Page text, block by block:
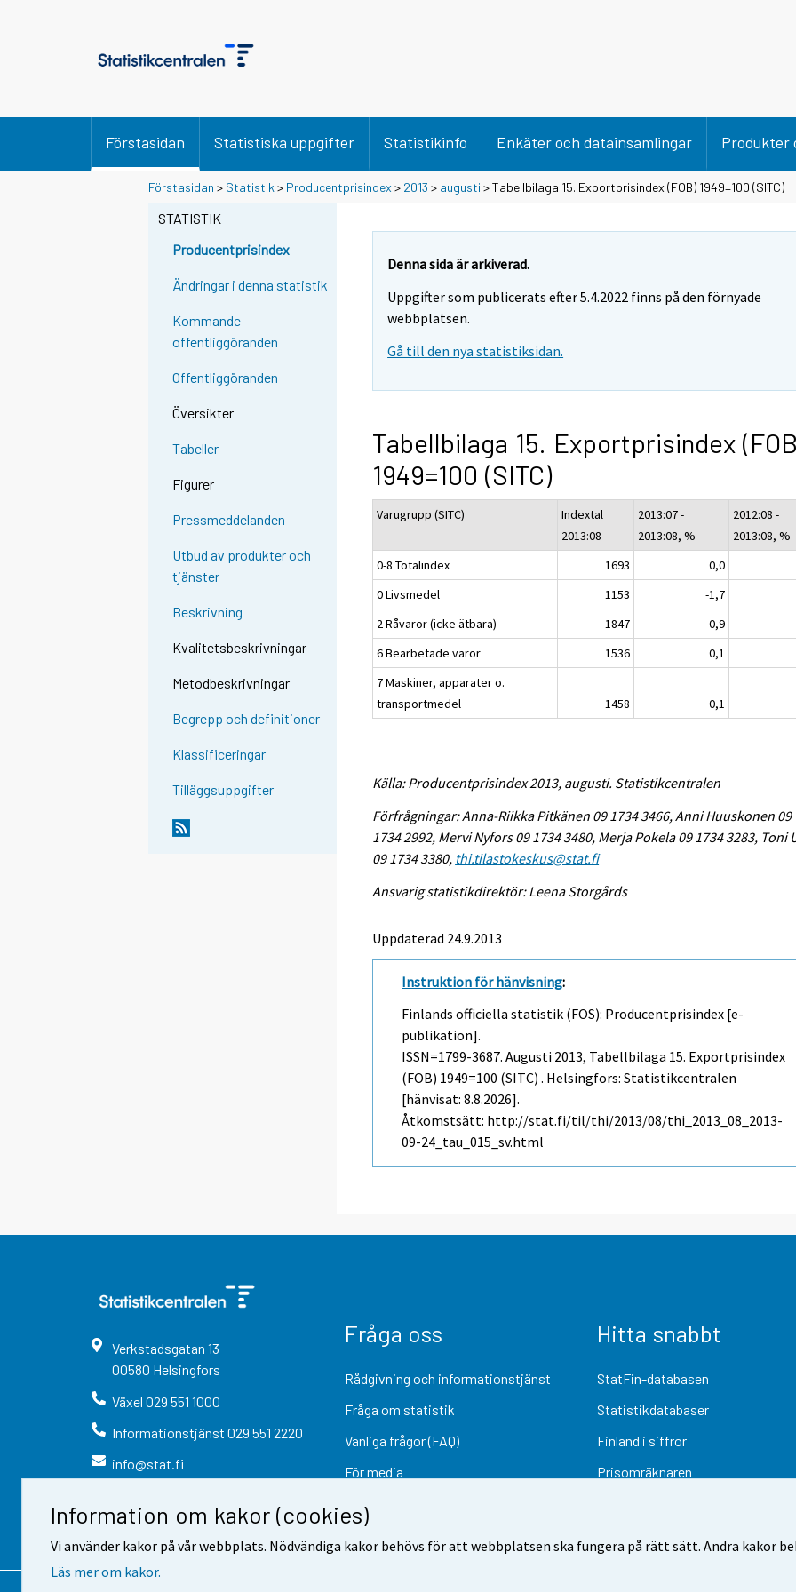
Information om kakor (cookies)
Vi använder kakor på vår webbplats. Nödvändiga kakor behövs för att webbplatsen ska fungera på rätt sätt. Andra kakor
Läs mer om kakor.
Förstasidan Statistiska uppgifter Statistikinfo Enkäter och datainsamlingar Produkter
Förstasidan > Statistik > Producentprisindex > 2013 > augusti > Tabellbilaga 15. Exportprisindex (FOB) 1949=100 (SITC)
STATISTIK
Producentprisindex
Ändringar i denna statistik
Kommande
offentliggöranden
Offentliggöranden
Översikter
Tabeller
Figurer
Pressmeddelanden
Utbud av produkter och
tjänster
Beskrivning
Kvalitetsbeskrivningar
Metodbeskrivningar
Begrepp och definitioner
Klassificeringar
Tilläggsuppgifter
Denna sida är arkiverad.
Uppgifter som publicerats efter 5.4.2022 finns på den förnyade
webbplatsen.
Gå till den nya statistiksidan.
Tabellbilaga 15. Exportprisindex
1949=100 (SITC)
Varugrupp (SITC)
Indextal
2013:08
2013:07 -
2013:08, %
2012:08 -
2013:08, %
0-8 Totalindex
1693
0,0
0 Livsmedel
1153
-1,7
2 Råvaror (icke ätbara)
1847
-0,9
6 Bearbetade varor
1536
0,1
7 Maskiner, apparater o.
transportmedel
1458 0,1
Källa: Producentprisindex 2013, augusti. Statistikcentralen
Förfrågningar: Anna-Riikka Pitkänen 09 1734 3466, Anni Huuskonen 09
1734 2992, Mervi Nyfors 09 1734 3480, Merja Pokela 09 1734 3283, Toni
09 1734 3380, thi.tilastokeskus@stat.fi
Ansvarig statistikdirektör: Leena Storgårds
Uppdaterad 24.9.2013
Instruktion för hänvisning:
Finlands officiella statistik (FOS): Producentprisindex [e-
publikation].
ISSN=1799-3687.Augusti 2013, Tabellbilaga 15. Exportprisindex
(FOB) 1949=100 (SITC) . Helsingfors: Statistikcentralen
[hänvisat: 8.8.2026].
Åtkomstsätt: http://stat.fi/til/thi/2013/08/thi_2013_08_2013-
09-24_tau_015_sv.html
Verkstadsgatan 13
00580 Helsingfors
Växel 029 551 1000
Informationstjänst 029 551 2220
info@stat.fi
Fråga oss
Rådgivning och informationstjänst
Fråga om statistik
Vanliga frågor (FAQ)
För media
Hitta snabbt
StatFin-databasen
Statistikdatabaser
Finland i siffror
Prisomräknaren